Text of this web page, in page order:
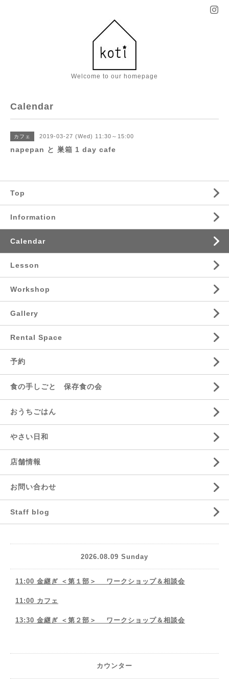
Welcome to our homepage
Calendar
カフェ 2019-03-27 (Wed) 11:30～15:00
napepan と 巣箱 1 day cafe
Top
Information
Calendar
Lesson
Workshop
Gallery
Rental Space
予約
食の手しごと 保存食の会
おうちごはん
やさい日和
店舗情報
お問い合わせ
Staff blog
2026.08.09 Sunday
11:00 金継ぎ ＜第１部＞ ワークショップ＆相談会
11:00 カフェ
13:30 金継ぎ ＜第２部＞ ワークショップ＆相談会
カウンター